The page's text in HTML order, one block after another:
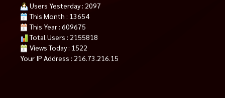
Users Yesterday : 2097
This Month : 13654
This Year : 609675
Total Users : 2155818
Views Today : 1522
Your IP Address : 216.73.216.15